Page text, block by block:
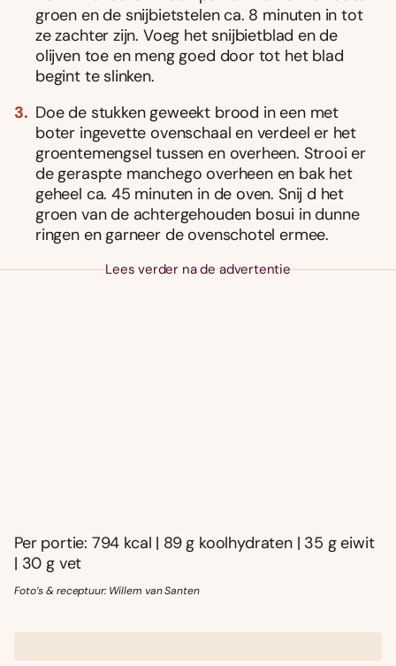
groen en de snijbietstelen ca. 8 minuten in tot
ze zachter zijn. Voeg het snijbietblad en de
olijven toe en meng goed door tot het blad
begint te slinken.
Doe de stukken geweekt brood in een met
boter ingevette ovenschaal en verdeel er het
groentemengsel tussen en overheen. Strooi er
de geraspte manchego overheen en bak het
geheel ca. 45 minuten in de oven. Snij d het
groen van de achtergehouden bosui in dunne
ringen en garneer de ovenschotel ermee.
Lees verder na de advertentie
Per portie: 794 kcal | 89 g koolhydraten | 35 g eiwit
| 30 g vet
Foto’s & receptuur: Willem van Santen